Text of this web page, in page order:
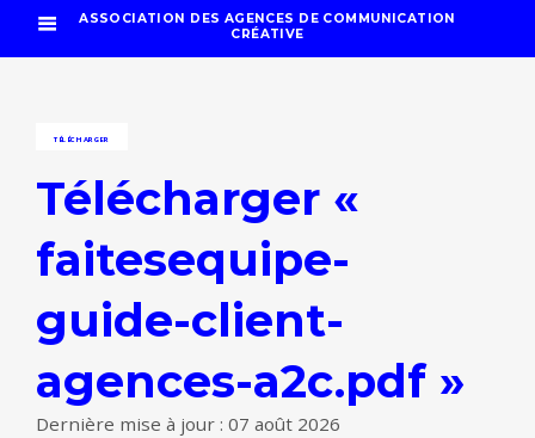
ASSOCIATION DES AGENCES DE COMMUNICATION
CRÉATIVE
TÉLÉCHARGER
Télécharger «
faitesequipe-
guide-client-
agences-a2c.pdf »
Dernière mise à jour : 07 août 2026